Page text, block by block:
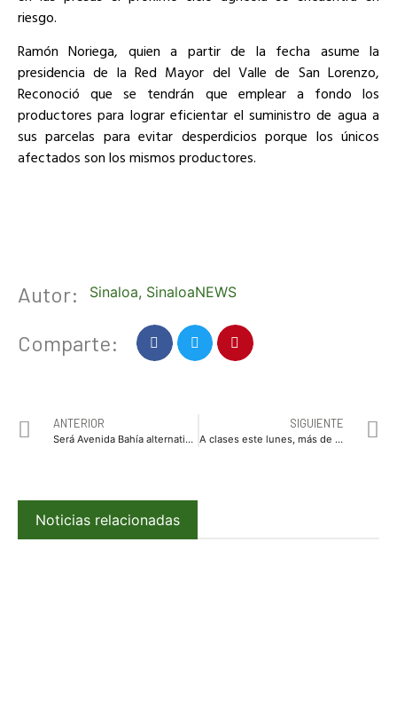
riesgo.
Ramón Noriega, quien a partir de la fecha asume la
presidencia de la Red Mayor del Valle de San Lorenzo,
Reconoció que se tendrán que emplear a fondo los
productores para lograr eficientar el suministro de agua a
sus parcelas para evitar desperdicios porque los únicos
afectados son los mismos productores.
Autor: Sinaloa, SinaloaNEWS
Comparte:
ANTERIOR
Será Avenida Bahía alternativa para Malecón:
SIGUIENTE
A clases este lunes, más de medio millón de alumnos
Noticias relacionadas